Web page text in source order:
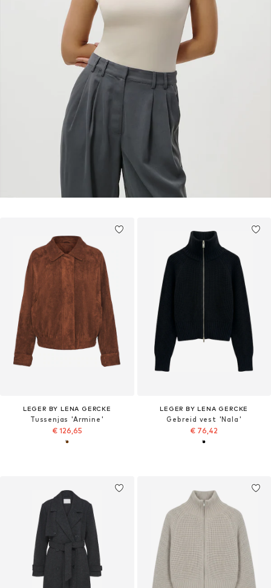
LEGER BY LENA GERCKE
Tussenjas 'Armine'
€ 126,65
LEGER BY LENA GERCKE
Gebreid vest 'Nala'
€ 76,42